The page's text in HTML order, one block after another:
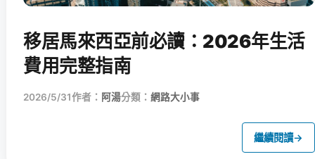
移居馬來西亞前必讀：2026年生活
費用完整指南
2026/5/31作者： 阿湯分類： 網路大小事
繼續閱讀→